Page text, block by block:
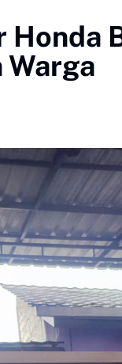
Honda
Warga